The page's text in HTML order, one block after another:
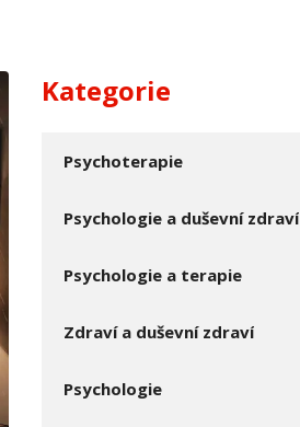
Kategorie
Psychoterapie
Psychologie a duševní zdraví
Psychologie a terapie
Zdraví a duševní zdraví
Psychologie